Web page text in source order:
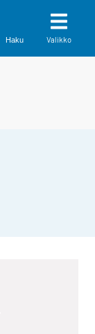
Haku Valikko